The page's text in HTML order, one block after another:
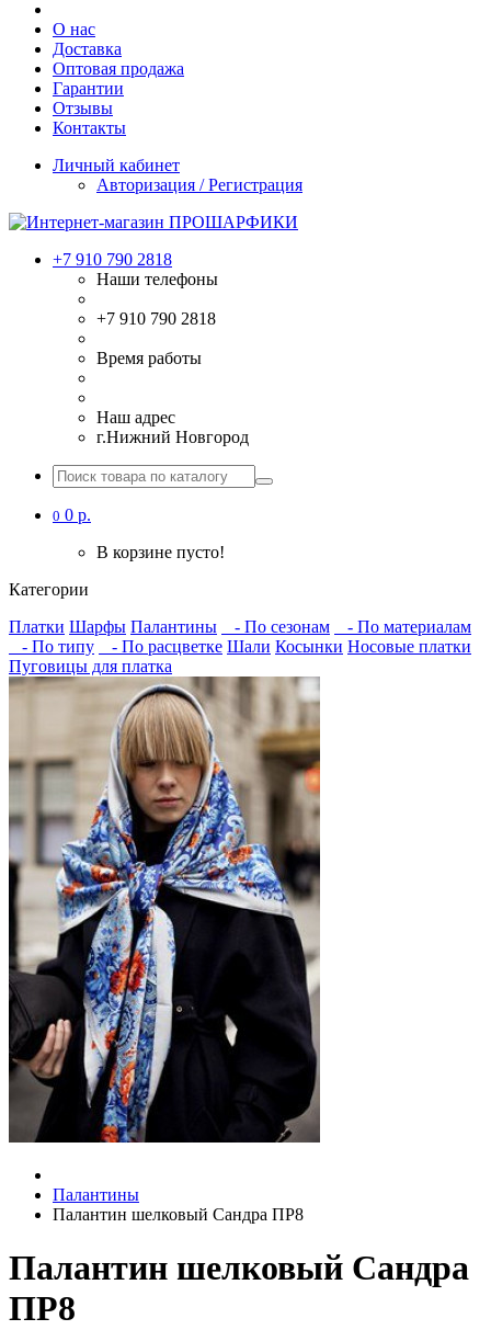
О нас
Доставка
Оптовая продажа
Гарантии
Отзывы
Контакты
Личный кабинет
Авторизация / Регистрация
+7 910 790 2818
Наши телефоны
+7 910 790 2818
Время работы
Наш адрес
г.Нижний Новгород
0 0 р.
В корзине пусто!
Категории
Платки Шарфы Палантины - По сезонам
- По материалам
- По типу
- По расцветке Шали Косынки Носовые платки
Пуговицы для платка
Палантины
Палантин шелковый Сандра ПР8
Палантин шелковый Сандра
ПР8